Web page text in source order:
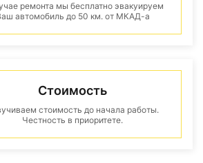
ремонта мы бесплатно эвакуируем
автомобиль до 50 км. от МКАД-а
Стоимость
стоимость до начала работы.
Честность в приоритете.